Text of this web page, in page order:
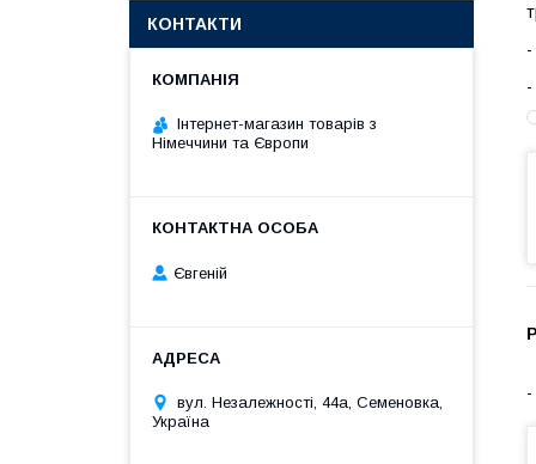
КОНТАКТИ
Інтернет-магазин товарів з
Німеччини та Європи
Євгеній
вул. Незалежності, 44а, Семеновка,
Україна